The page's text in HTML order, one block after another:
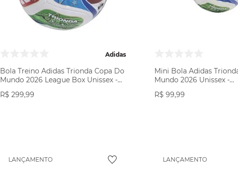
Adidas
Bola Treino Adidas Trionda Copa Do
Mundo 2026 League Box Unissex -
Branca/Multicolor
R$ 299,99
Mini Bola Adidas
Mundo 2026 Unissex -
Branca/Multicolor
R$ 99,99
LANÇAMENTO LANÇAMENTO